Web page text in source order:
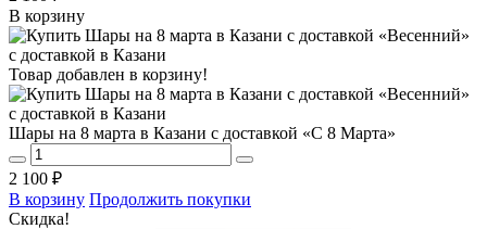
В корзину
Товар добавлен в корзину!
Шары на 8 марта в Казани с доставкой «С 8 Марта»
2 100 ₽
В корзину Продолжить покупки
Скидка!